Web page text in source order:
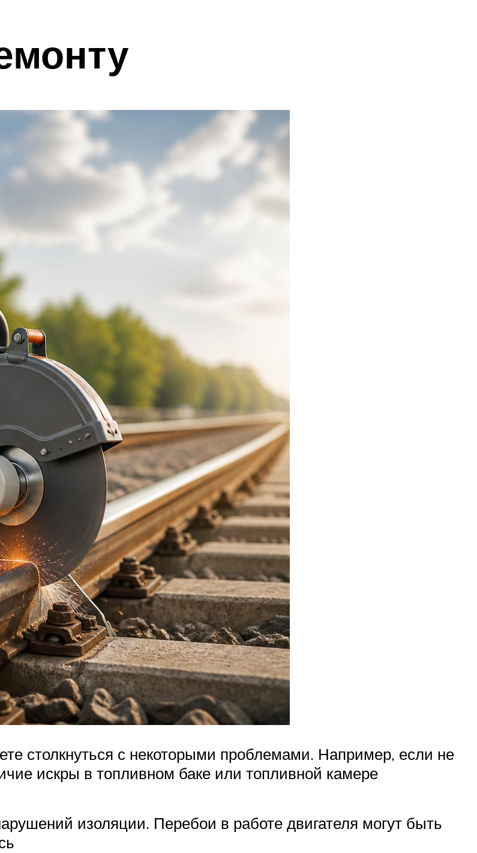
столкнуться с некоторыми проблемами. Например, если не
искры в топливном баке или топливной камере
изоляции. Перебои в работе двигателя могут быть